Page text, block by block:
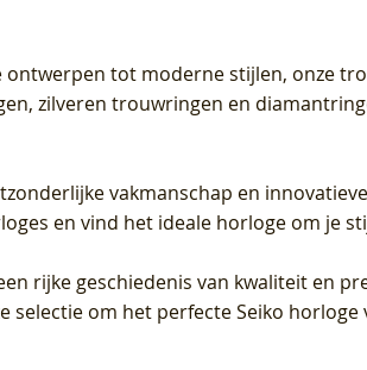
ontwerpen tot moderne stijlen, onze
zilveren trouwringen en
vakmanschap en
en vind het ideale horloge om je
rijke geschiedenis van kwaliteit en
om het perfecte Seiko horloge